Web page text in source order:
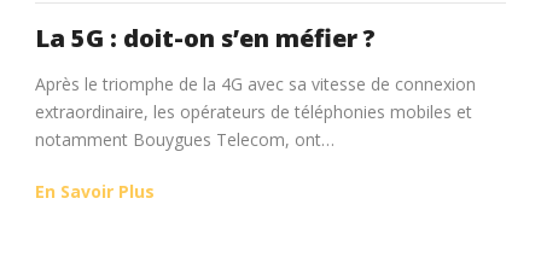
La 5G : doit-on s’en méfier ?
Après le triomphe de la 4G avec sa vitesse de connexion
extraordinaire, les opérateurs de téléphonies mobiles et
notamment Bouygues Telecom, ont…
En Savoir Plus